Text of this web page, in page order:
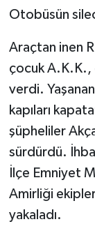
Otobüsün
Araçtan inen
çocuk A.K.K.,
verdi.
kapıları
şüpheliler
sürdürdü.
İlçe Emniyet
Amirliği
yakaladı.
Jandarma
Kadın
KÜLTÜR
MAGAZİN
Otomobil
POLİTİKA